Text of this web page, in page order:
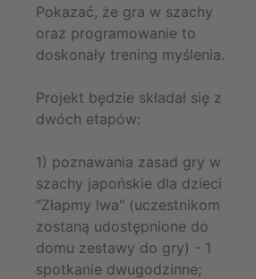
Pokazać, że gra w szachy
oraz programowanie to
doskonały trening myślenia.
Projekt będzie składał się z
dwóch etapów:
1) poznawania zasad gry w
szachy japońskie dla dzieci
"Złapmy lwa" (uczestnikom
zostaną udostępnione do
domu zestawy do gry) - 1
spotkanie dwugodzinne;